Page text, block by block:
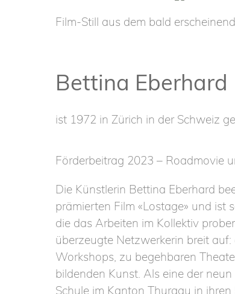
Film-Still aus dem bald
Bettina Eberhard
ist 1972 in Zürich in der Schweiz
Förderbeitrag 2023 – Roadmovie
Die Künstlerin Bettina Eberhard
prämierten Film «Lostage» und ist
die das Arbeiten im Kollektiv
überzeugte Netzwerkerin breit
Workshops, zu begehbaren
bildenden Kunst. Als eine der
Schule im Kanton Thurgau in